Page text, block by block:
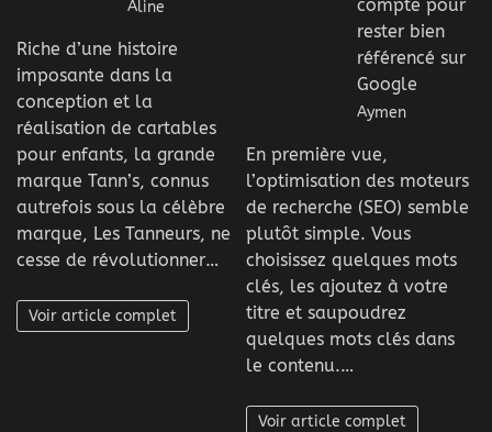
Aline
Riche d’une histoire
imposante dans la
conception et la
réalisation de cartables
pour enfants, la grande
marque Tann’s, connus
autrefois sous la célèbre
marque, Les Tanneurs, ne
cesse de révolutionner…
Voir article complet
compte pour
rester bien
référencé sur
Google
Aymen
En première vue,
l’optimisation des moteurs
de recherche (SEO) semble
plutôt simple. Vous
choisissez quelques mots
clés, les ajoutez à votre
titre et saupoudrez
quelques mots clés dans
le contenu.…
Voir article complet